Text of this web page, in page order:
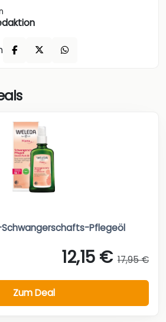
Schwangerschafts-Pflegeöl
12,15 € 17,95 €
Zum Deal